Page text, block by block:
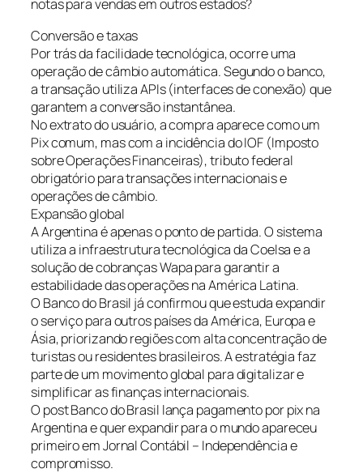
notas para vendas em outros estados?
Conversão e taxas
Por trás da facilidade tecnológica, ocorre uma
operação de câmbio automática. Segundo o banco,
a transação utiliza APIs (interfaces de conexão) que
garantem a conversão instantânea.
No extrato do usuário, a compra aparece como um
Pix comum, mas com a incidência do IOF (Imposto
sobre Operações Financeiras), tributo federal
obrigatório para transações internacionais e
operações de câmbio.
Expansão global
A Argentina é apenas o ponto de partida. O sistema
utiliza a infraestrutura tecnológica da Coelsa e a
solução de cobranças Wapa para garantir a
estabilidade das operações na América Latina.
O Banco do Brasil já confirmou que estuda expandir
o serviço para outros países da América, Europa e
Ásia, priorizando regiões com alta concentração de
turistas ou residentes brasileiros. A estratégia faz
parte de um movimento global para digitalizar e
simplificar as finanças internacionais.
O post Banco do Brasil lança pagamento por pix na
Argentina e quer expandir para o mundo apareceu
primeiro em Jornal Contábil – Independência e
compromisso.